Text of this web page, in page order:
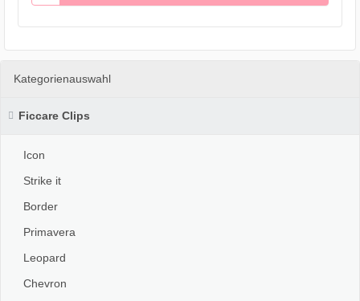
Kategorienauswahl
Ficcare Clips
Icon
Strike it
Border
Primavera
Leopard
Chevron